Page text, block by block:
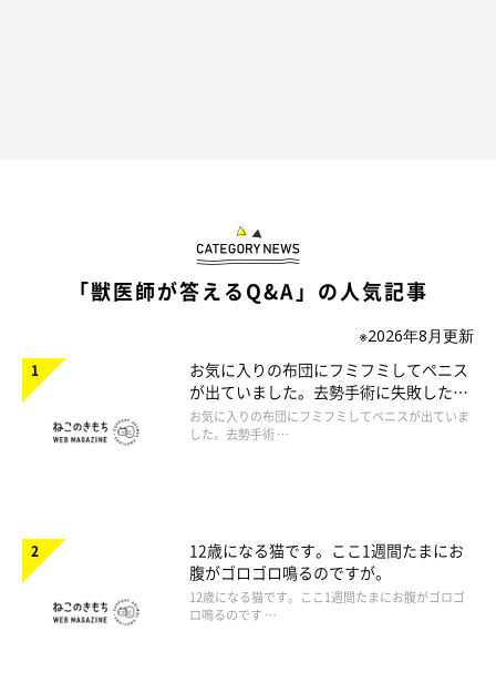
「獣医師が答えるQ&A」の人気記事
※2026年8月更新
お気に入りの布団にフミフミしてペニス
が出ていました。去勢手術に失敗したの
でしょうか。
お気に入りの布団にフミフミしてペニスが出ていま
した。去勢手術 …
12歳になる猫です。ここ1週間たまにお
腹がゴロゴロ鳴るのですが。
12歳になる猫です。ここ1週間たまにお腹がゴロゴ
ロ鳴るのです …